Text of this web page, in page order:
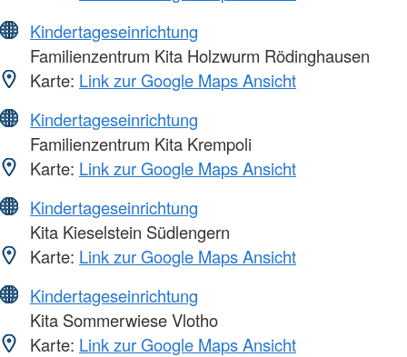
Kindertageseinrichtung
Familienzentrum Kita Holzwurm Rödinghausen
Karte: Link zur Google Maps Ansicht
Kindertageseinrichtung
Familienzentrum Kita Krempoli
Karte: Link zur Google Maps Ansicht
Kindertageseinrichtung
Kita Kieselstein Südlengern
Karte: Link zur Google Maps Ansicht
Kindertageseinrichtung
Kita Sommerwiese Vlotho
Karte: Link zur Google Maps Ansicht